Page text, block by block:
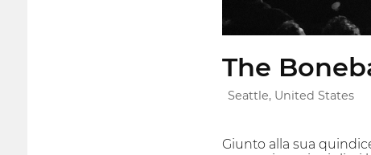
The
Seattle, United States
Giunto alla sua